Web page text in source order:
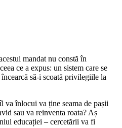
mandat nu constă în
ce a expus: un sistem care se
să-i scoată privilegiile la
va înlocui va ține seama de pașii
sau va reinventa roata? Aș
educației – cercetării va fi